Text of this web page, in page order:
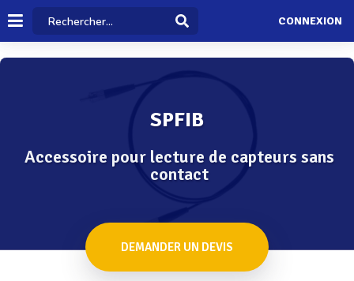
CONNEXION
SPFIB
Accessoire pour lecture de capteurs sans
contact
DEMANDER UN DEVIS